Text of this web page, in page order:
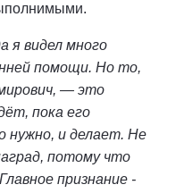
я видел много
помощи. Но то,
— это
пока его
нужно, и делает. Не
потому что
признание -